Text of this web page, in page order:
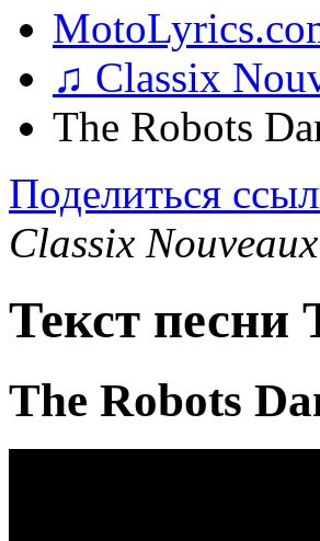
♫ Classix
The Robots
Поделиться
Classix Nouveaux
Текст песни
The Robots